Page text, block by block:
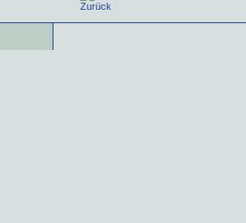
Zurück